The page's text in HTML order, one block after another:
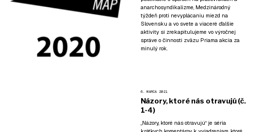
anarchosyndikalizme, Medzinárodný
týždeň proti nevyplácaniu miezd na
Slovensku a vo svete a viaceré ďalšie
aktivity si zrekapitulujeme vo výročnej
správe o činnosti zväzu Priama akcia za
minulý rok.
6. MARCA 2021
Názory, ktoré nás otravujú (č.
1-4)
„Názory, ktoré nás otravujú“ je séria